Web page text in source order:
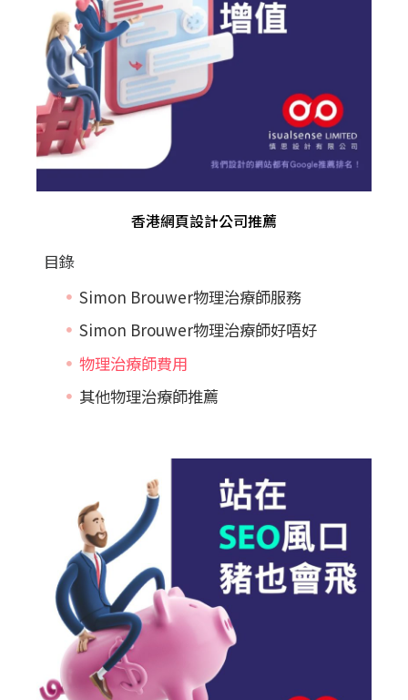
香港網頁設計公司推薦
目錄
Simon Brouwer物理治療師服務
Simon Brouwer物理治療師好唔好
物理治療師費用
其他物理治療師推薦